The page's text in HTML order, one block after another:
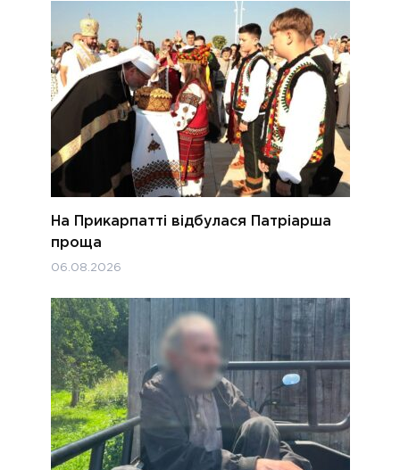
На Прикарпатті відбулася Патріарша
проща
06.08.2026